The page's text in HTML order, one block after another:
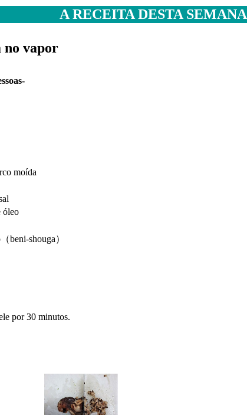
A RECEITA DESTA SEMANA
no vapor
moída
shouga）
por 30 minutos.